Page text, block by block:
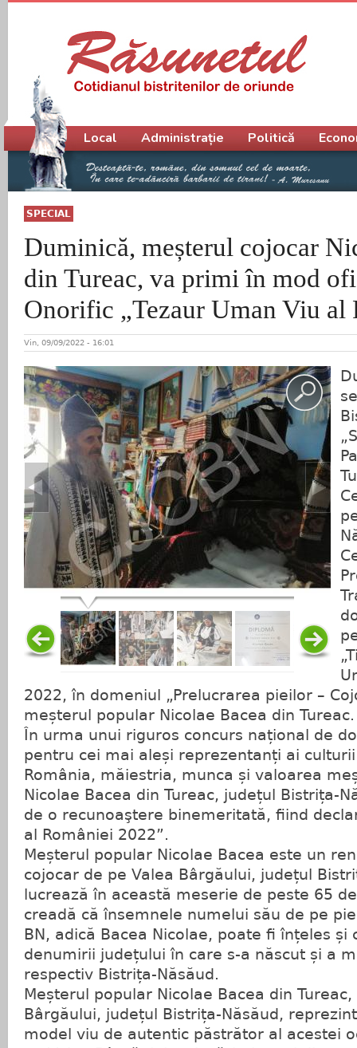
SPECIAL
Duminică, meșterul cojocar
din Tureac, va primi în mod
Onorific „Tezaur Uman Viu al
Vin, 09/09/2022 - 16:01
2022, în domeniul „Prelucrarea pieilor –
meșterul popular Nicolae Bacea din Tureac.
În urma unui riguros concurs național de
pentru cei mai aleși reprezentanți ai
România, măiestria, munca și valoarea
Nicolae Bacea din Tureac, județul Bistrița-
de o recunoaştere binemeritată, fiind
al României 2022”.
Meșterul popular Nicolae Bacea este un
cojocar de pe Valea Bârgăului, județul
lucrează în această meserie de peste 65
creadă că însemnele numelui său de pe
BN, adică Bacea Nicolae, poate fi înțeles și
denumirii județului în care s-a născut și a
respectiv Bistrița-Năsăud.
Meșterul popular Nicolae Bacea din
Bârgăului, județul Bistrița-Năsăud,
model viu de autentic păstrător al acestei
Meniu principal
Local Administrație Politică